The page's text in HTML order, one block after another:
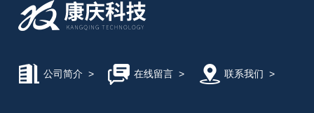
公司简介 > 在线留言> 联系我们 >